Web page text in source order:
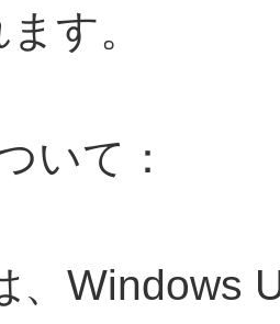
す。
いて：
、Windows